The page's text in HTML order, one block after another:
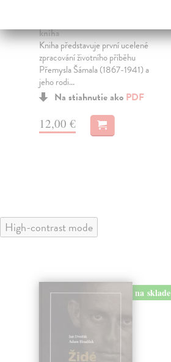
kniha
Kniha představuje první ucelené
zpracování životního příběhu
Přemysla Šámala (1867-1941) a
jeho rodi...
Na stiahnutie ako PDF
12,00 €
High-contrast mode
na sklade